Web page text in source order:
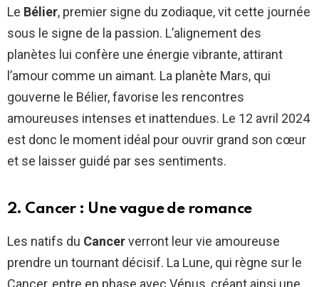
Le Bélier, premier signe du zodiaque, vit cette journée
sous le signe de la passion. L’alignement des
planètes lui confère une énergie vibrante, attirant
l’amour comme un aimant. La planète Mars, qui
gouverne le Bélier, favorise les rencontres
amoureuses intenses et inattendues. Le 12 avril 2024
est donc le moment idéal pour ouvrir grand son cœur
et se laisser guidé par ses sentiments.
2. Cancer : Une vague de romance
Les natifs du Cancerverront leur vie amoureuse
prendre un tournant décisif. La Lune, qui règne sur le
Cancer, entre en phase avec Vénus, créant ainsi une